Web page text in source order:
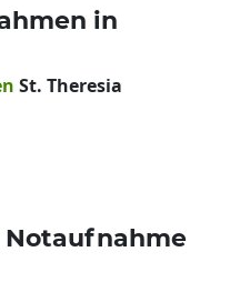
in
St. Theresia